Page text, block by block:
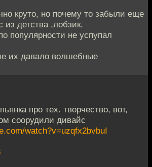
круто, но почему то забыли еще
из детства ,лобзик.
популярности не успупал
их давало волшебные
про тех. творчество, вот,
соорудили дивайс
watch?v=uzqfx2bvbuI